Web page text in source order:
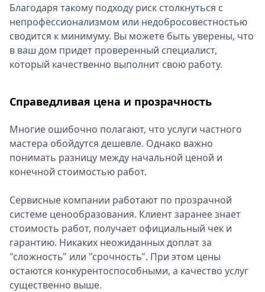
Благодаря такому подходу риск столкнуться с
непрофессионализмом или недобросовестностью
сводится к минимуму. Вы можете быть уверены, что
в ваш дом придет проверенный специалист,
который качественно выполнит свою работу.
Справедливая цена и прозрачность
Многие ошибочно полагают, что услуги частного
мастера обойдутся дешевле. Однако важно
понимать разницу между начальной ценой и
конечной стоимостью работ.
Сервисные компании работают по прозрачной
системе ценообразования. Клиент заранее знает
стоимость работ, получает официальный чек и
гарантию. Никаких неожиданных доплат за
"сложность" или "срочность". При этом цены
остаются конкурентоспособными, а качество услуг
существенно выше.